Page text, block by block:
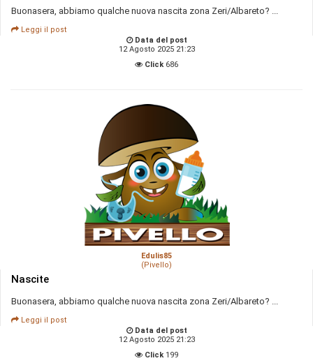
Buonasera, abbiamo qualche nuova nascita zona Zeri/Albareto? ...
Leggi il post
Data del post
12 Agosto 2025 21:23
Click 686
Edulis85
(Pivello)
Nascite
Buonasera, abbiamo qualche nuova nascita zona Zeri/Albareto? ...
Leggi il post
Data del post
12 Agosto 2025 21:23
Click 199